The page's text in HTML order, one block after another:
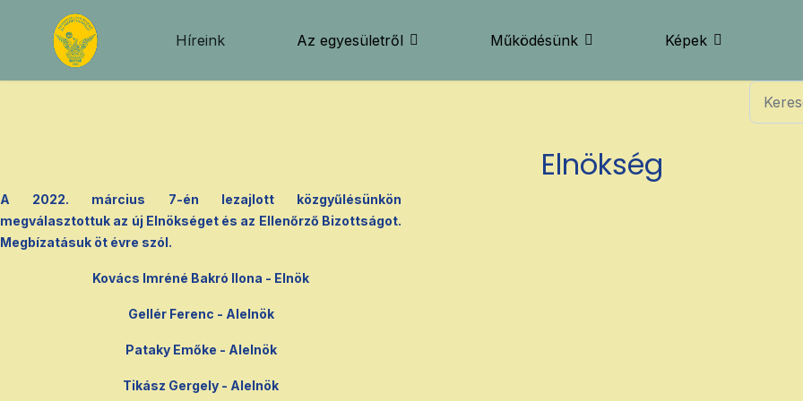
Híreink Az egyesületről Működésünk Képek
Keresés...
Elnökség
A 2022. március 7-én lezajlott közgyűlésünkön
megválasztottuk az új Elnökséget és az Ellenőrző Bizottságot.
Megbízatásuk öt évre szól.
Kovács Imréné Bakró Ilona - Elnök
Gellér Ferenc - Alelnök
Pataky Emőke - Alelnök
Tikász Gergely - Alelnök